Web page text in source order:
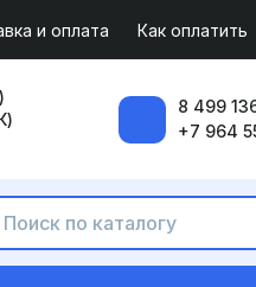
и оплата Как оплатить
8 499
+7 964